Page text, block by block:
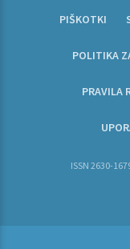
PIŠKOTKI
POLITIKA
PRAVILA
ISSN 2630-